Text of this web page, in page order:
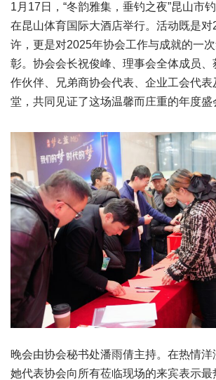
1月17日，“冬韵雅集，垂钓之夜”昆山市
在昆山体育国际大酒店举行。活动既是对
许，更是对2025年协会工作与成就的一
彰。协会会长祝俊峰、理事会全体成员、
作伙伴、兄弟商协会代表、企业工会代表
堂，共同见证了这场温馨而庄重的年度盛
晚会由协会秘书处潘雨倩主持。在热情洋
她代表协会向所有莅临现场的来宾表示最